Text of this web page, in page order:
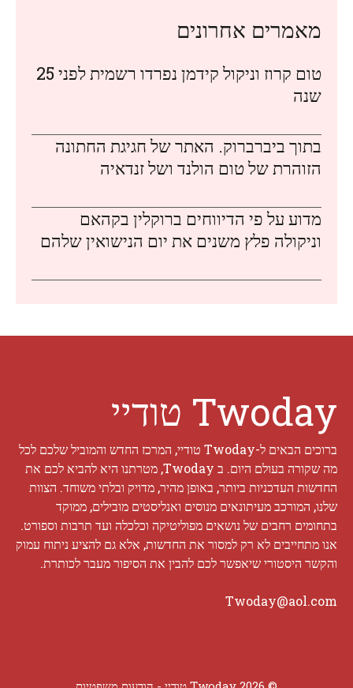
מאמרים אחרונים
טום קרוז וניקול קידמן נפרדו רשמית לפני 25
שנה
בתוך ביברברוק. האתר של חגיגת החתונה
הזוהרת של טום הולנד ושל זנדאיה
מדוע על פי הדיווחים ברוקלין בקהאם
וניקולה פלץ משנים את יום הנישואין שלהם
Twoday טודיי
ברוכים הבאים ל-Twoday טודיי, המרכז החדש והמוביל שלכם לכל
מה שקורה בעולם היום. ב Twoday, מטרתנו היא להביא לכם את
החדשות העדכניות ביותר, באופן מהיר, מדויק ובלתי משוחד. הצוות
שלנו, המורכב מעיתונאים מנוסים ואנליסטים מובילים, ממוקד
בתחומים רחבים של נושאים מפוליטיקה וכלכלה ועד תרבות וספורט.
אנו מתחייבים לא רק למסור את החדשות, אלא גם להציע ניתוח עמוק
והקשר היסטורי שיאפשר לכם להבין את הסיפור מעבר לכותרת.
Twoday@aol.com